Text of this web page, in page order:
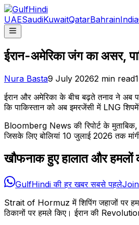
UAESaudiKuwaitQatarBahrainIndia
ईरान-अमेरिका जंग का असर,
Nura Basta9 July 20262 min read1
ईरान और अमेरिका के बीच बढ़ते तनाव ने अब
कि पाकिस्तान को अब इमरजेंसी में LNG
Bloomberg News की रिपोर्ट के
जिसके लिए बोलियां 10 जुलाई 2026 तक
खौफनाक हुए हालात और हमलों
GulfHindi की हर खबर सबसे पहलेJoin
Strait of Hormuz में शिपिंग जहाजों पर
ठिकानों पर हमले किए। ईरान की